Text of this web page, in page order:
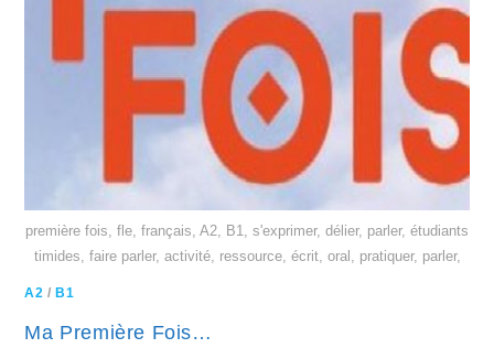
première fois, fle, français, A2, B1, s'exprimer, délier, parler, étudiants
timides, faire parler, activité, ressource, écrit, oral, pratiquer, parler,
A2 /B1
Ma Première Fois…